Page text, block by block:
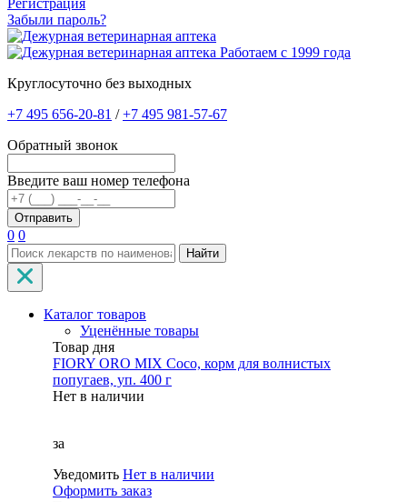
Регистрация
Забыли пароль?
Работаем с 1999 года
Круглосуточно без выходных
+7 495 656-20-81 /+7 495 981-57-67
Обратный звонок
Введите ваш номер телефона
0 0
Найти
Каталог товаров
Уценённые товары
Товар дня
FIORY ORO MIX Coco, корм для волнистых
попугаев, уп. 400 г
Нет в наличии
за
Уведомить Нет в наличии
Оформить заказ